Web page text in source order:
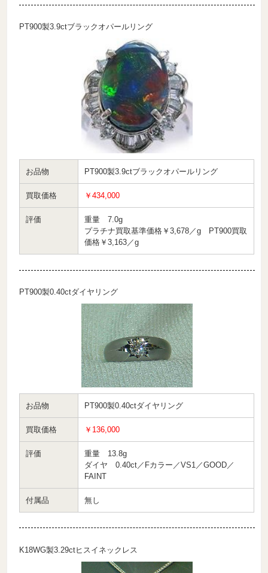
PT900製3.9ctブラックオパールリング
お品物 PT900製3.9ctブラックオパールリング
買取価格 ￥434,000
評価
重量 7.0g
プラチナ買取基準価格￥3,678／g PT900買取
価格￥3,163／g
PT900製0.40ctダイヤリング
お品物 PT900製0.40ctダイヤリング
買取価格 ￥136,000
評価
重量 13.8g
ダイヤ 0.40ct／Fカラー／VS1／GOOD／
FAINT
付属品 無し
K18WG製3.29ctヒスイネックレス